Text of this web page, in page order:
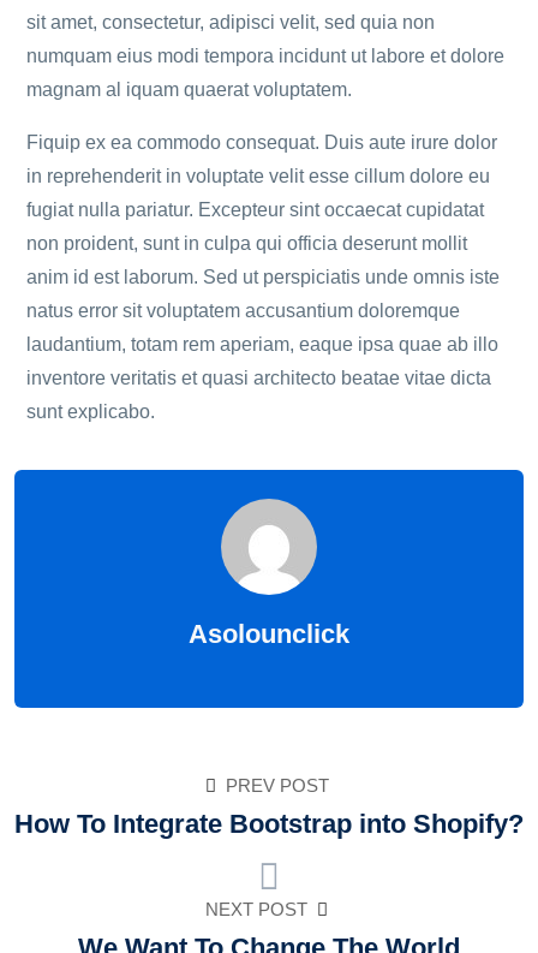
sit amet, consectetur, adipisci velit, sed quia non
numquam eius modi tempora incidunt ut labore et dolore
magnam al iquam quaerat voluptatem.
Fiquip ex ea commodo consequat. Duis aute irure dolor
in reprehenderit in voluptate velit esse cillum dolore eu
fugiat nulla pariatur. Excepteur sint occaecat cupidatat
non proident, sunt in culpa qui officia deserunt mollit
anim id est laborum. Sed ut perspiciatis unde omnis iste
natus error sit voluptatem accusantium doloremque
laudantium, totam rem aperiam, eaque ipsa quae ab illo
inventore veritatis et quasi architecto beatae vitae dicta
sunt explicabo.
Asolounclick
PREV POST
How To Integrate Bootstrap into Shopify?
NEXT POST